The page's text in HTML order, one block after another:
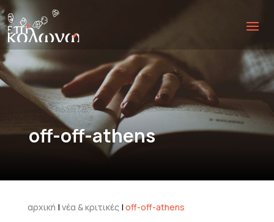
off-off-athens
αρχική | νέα & κριτικές| off-off-athens